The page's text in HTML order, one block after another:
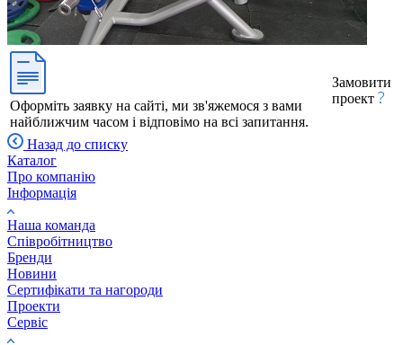
Оформіть заявку на сайті, ми зв'яжемося з вами
найближчим часом і відповімо на всі запитання.
Замовити
проект
Назад до списку
Каталог
Про компанію
Інформація
Наша команда
Співробітництво
Бренди
Новини
Сертифікати та нагороди
Проекти
Сервіс